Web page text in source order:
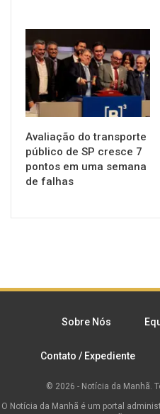
NOTÍCIAS
Avaliação do transporte
público de SP cresce 7
pontos em uma semana
de falhas
Sobre Nós
Contato / Expediente
© 2026 - Notícia da Manhã.
O Notícia da Manhã é um portal